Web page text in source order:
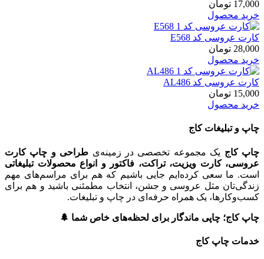
17,000 تومان
خرید محصول
کارت عروسی کد E568
28,000 تومان
خرید محصول
کارت عروسی کد AL486
15,000 تومان
خرید محصول
چاپ و تبلیغات کاج
چاپ کاج یک مجموعه تخصصی در زمینه‌ی طراحی و چاپ کارت
عروسی، کارت ویزیت، تراکت، فاکتور و انواع محصولات تبلیغاتی
است. ما سعی کرده‌ایم جایی باشیم که هم برای مراسم‌های مهم
زندگی‌تان مثل عروسی و جشن، انتخاب مطمئنی باشید و هم برای
کسب‌وکارها، یک همراه حرفه‌ای در چاپ و تبلیغات.
چاپ کاج؛ چاپی ماندگار برای لحظه‌های خاص شما 🌲
خدمات چاپ کاج